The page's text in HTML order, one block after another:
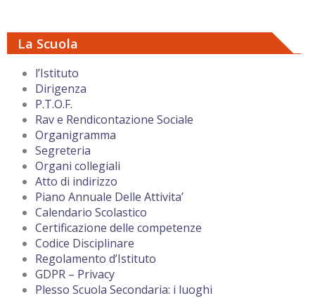
La Scuola
l’Istituto
Dirigenza
P.T.O.F.
Rav e Rendicontazione Sociale
Organigramma
Segreteria
Organi collegiali
Atto di indirizzo
Piano Annuale Delle Attivita’
Calendario Scolastico
Certificazione delle competenze
Codice Disciplinare
Regolamento d’Istituto
GDPR – Privacy
Plesso Scuola Secondaria: i luoghi